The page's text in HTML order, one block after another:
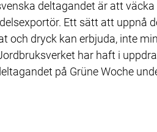
deltagandet är att
Ett sätt att uppnå
och dryck kan erbjuda, inte
har haft i
på Grüne Woche